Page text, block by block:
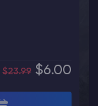
$23.99 $6.00